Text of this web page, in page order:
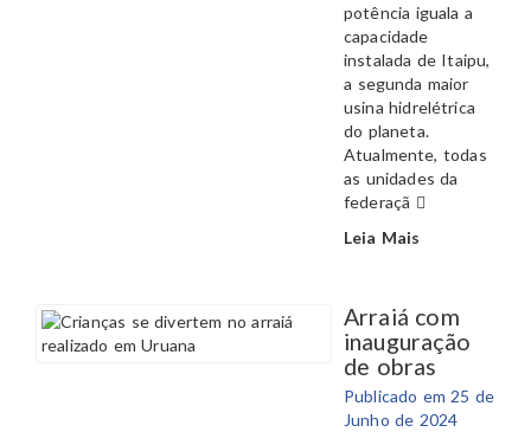
potência iguala a
capacidade
instalada de Itaipu,
a segunda maior
usina hidrelétrica
do planeta.
Atualmente, todas
as unidades da
federaçã
Leia Mais
Arraiá com
inauguração
de obras
Publicado em 25 de
Junho de 2024